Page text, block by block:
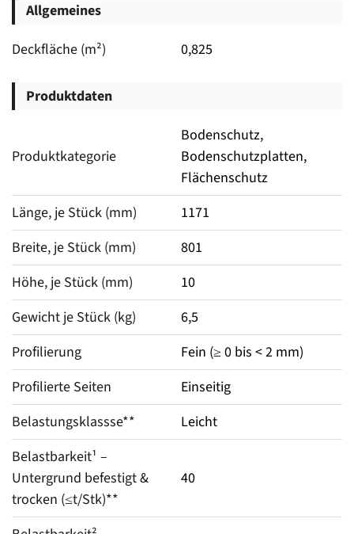
Allgemeines
Deckfläche (m²)
0,825
Produktdaten
Produktkategorie
Bodenschutz,
Bodenschutzplatten,
Flächenschutz
Länge, je Stück (mm)
1171
Breite, je Stück (mm)
801
Höhe, je Stück (mm)
10
Gewicht je Stück (kg)
6,5
Profilierung
Fein (≥ 0 bis < 2 mm)
Profilierte Seiten
Einseitig
Belastungsklassse**
Leicht
Belastbarkeit¹ –
Untergrund befestigt &
trocken (≤t/Stk)**
40